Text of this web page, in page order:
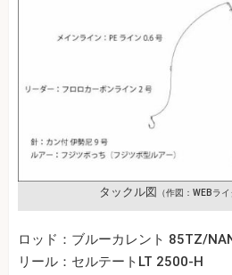
タックル図 （作図：WEBラ
ロッド：ブルーカレント 85TZ/
リール：セルテートLT 2500-H